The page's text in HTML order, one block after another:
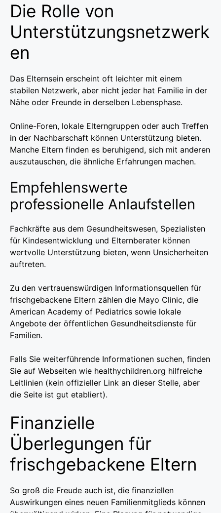
Die Rolle von
Unterstützungsnetzwerk
en
Das Elternsein erscheint oft leichter mit einem
stabilen Netzwerk, aber nicht jeder hat Familie in der
Nähe oder Freunde in derselben Lebensphase.
Online-Foren, lokale Elterngruppen oder auch Treffen
in der Nachbarschaft können Unterstützung bieten.
Manche Eltern finden es beruhigend, sich mit anderen
auszutauschen, die ähnliche Erfahrungen machen.
Empfehlenswerte
professionelle Anlaufstellen
Fachkräfte aus dem Gesundheitswesen, Spezialisten
für Kindesentwicklung und Elternberater können
wertvolle Unterstützung bieten, wenn Unsicherheiten
auftreten.
Zu den vertrauenswürdigen Informationsquellen für
frischgebackene Eltern zählen die Mayo Clinic, die
American Academy of Pediatrics sowie lokale
Angebote der öffentlichen Gesundheitsdienste für
Familien.
Falls Sie weiterführende Informationen suchen, finden
Sie auf Webseiten wie healthychildren.org hilfreiche
Leitlinien (kein offizieller Link an dieser Stelle, aber
die Seite ist gut etabliert).
Finanzielle
Überlegungen für
frischgebackene Eltern
So groß die Freude auch ist, die finanziellen
Auswirkungen eines neuen Familienmitglieds können